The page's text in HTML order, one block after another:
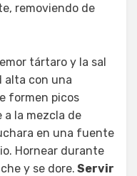
removiendo de
tártaro y la sal
alta con una
formen picos
a la mezcla de
en una fuente
Hornear durante
y se dore. Servir